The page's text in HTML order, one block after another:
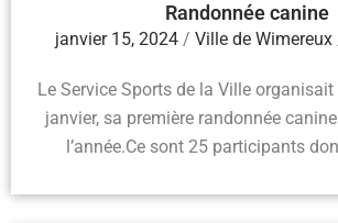
Randonnée canine
janvier 15, 2024 / Ville de Wimereux
Le Service Sports de la Ville
janvier, sa première randonnée
l’année.Ce sont 25 participants